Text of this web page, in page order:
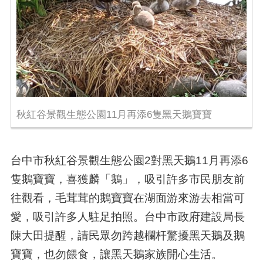
秋紅谷景觀生態公園11月再添6隻黑天鵝寶寶
台中市秋紅谷景觀生態公園2對黑天鵝11月再添6
隻鵝寶寶，喜獲麟「鵝」，吸引許多市民朋友前
往觀看，毛茸茸的鵝寶寶在湖面游來游去相當可
愛，吸引許多人駐足拍照。台中市政府建設局長
陳大田提醒，請民眾勿跨越欄杆驚擾黑天鵝及鵝
寶寶，也勿餵食，讓黑天鵝家族開心生活。